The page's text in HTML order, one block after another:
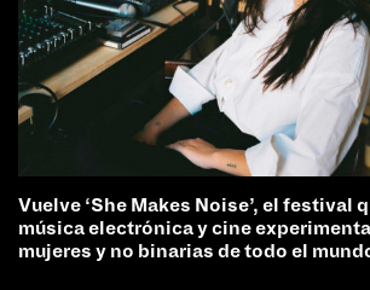
Vuelve ‘She Makes Noise’, el festival
música electrónica y cine
mujeres y no binarias de todo el